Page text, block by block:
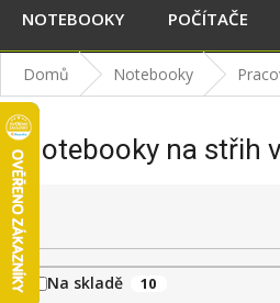
NOTEBOOKY POČÍTAČE
Domů Notebooky
Notebooky na střih
P
Na skladě 10